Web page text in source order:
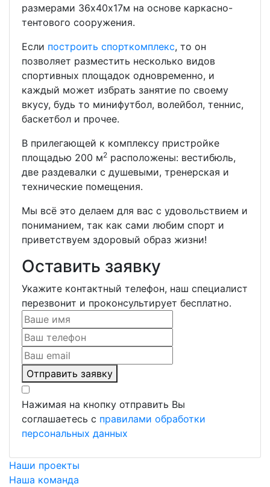
размерами 36х40х17м на основе каркасно-
тентового сооружения.
Если построить спорткомплекс, то он
позволяет разместить несколько видов
спортивных площадок одновременно, и
каждый может избрать занятие по своему
вкусу, будь то минифутбол, волейбол, теннис,
баскетбол и прочее.
В прилегающей к комплексу пристройке
площадью 200 м2 расположены: вестибюль,
две раздевалки с душевыми, тренерская и
технические помещения.
Мы всё это делаем для вас с удовольствием и
пониманием, так как сами любим спорт и
приветствуем здоровый образ жизни!
Оставить заявку
Укажите контактный телефон, наш специалист
перезвонит и проконсультирует бесплатно.
Отправить заявку
Нажимая на кнопку отправить Вы
соглашаетесь с правилами обработки
персональных данных
Наши проекты
Наша команда